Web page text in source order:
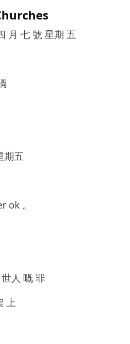
月 七 號 星期 五
期五
ok 。
人 嘅 罪
上